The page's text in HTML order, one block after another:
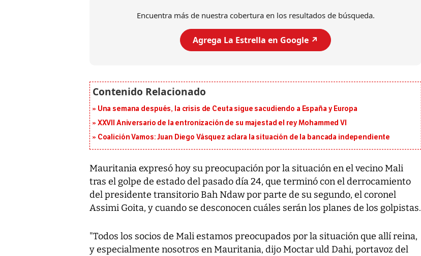
Encuentra más de nuestra cobertura en los resultados de búsqueda.
Agrega La Estrella en Google ↗️
Una semana después, la crisis de Ceuta sigue sacudiendo a España y Europa
XXVII Aniversario de la entronización de su majestad el rey Mohammed VI
Coalición Vamos: Juan Diego Vásquez aclara la situación de la bancada independiente
Mauritania expresó hoy su preocupación por la situación en el vecino Mali
tras el golpe de estado del pasado día 24, que terminó con el derrocamiento
del presidente transitorio Bah Ndaw por parte de su segundo, el coronel
Assimi Goita, y cuando se desconocen cuáles serán los planes de los golpistas.
"Todos los socios de Mali estamos preocupados por la situación que allí reina,
y especialmente nosotros en Mauritania, dijo Moctar uld Dahi, portavoz del
al sur de Japón, provocando una